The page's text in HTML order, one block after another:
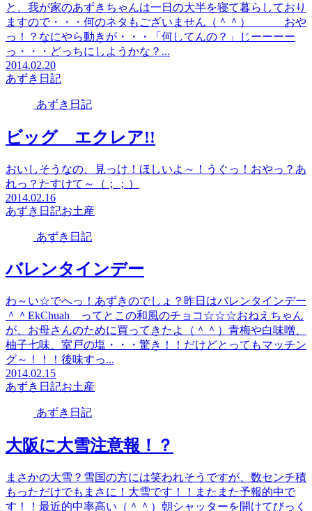
と、我が家のあずきちゃんは一日の大半を寝て暮らしており
ますので・・・何のネタもございません（＾＾） おや
っ！？なにやら動きが・・・「何してんの？」じーーーー
っ・・・どっちにしようかな？...
2014.02.20
あずき日記
あずき日記
ビッグ エクレア!!
おいしそうなの、見っけ！ほしいよ～！うぐっ！おやっ？あ
れっ？たすけて～（；；）
2014.02.16
あずき日記お土産
あずき日記
バレンタインデー
わ～い☆でへっ！あずきのでしょ？昨日はバレンタインデー
＾＾EkChuah ってとこの和風のチョコ☆☆☆おねえちゃん
が、お母さんのために買ってきたよ（＾＾）青梅や白味噌、
柚子七味、室戸の塩・・・驚き！！だけどとってもマッチン
グ～！！！後味すっ...
2014.02.15
あずき日記お土産
あずき日記
大阪に大雪注意報！？
まさかの大雪？雪国の方には笑われそうですが、数センチ積
もっただけでもまさに！大雪です！！またまた予報的中で
す！！最近的中率高い（＾＾）朝シャッターを開けてびっく